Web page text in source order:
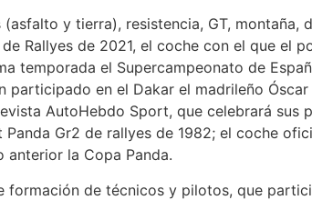
y tierra), resistencia, GT, montaña,
Rallyes de 2021, el coche con el que el
temporada el Supercampeonato de
en el Dakar el madrileño Óscar
AutoHebdo Sport, que celebrará sus
Gr2 de rallyes de 1982; el coche
anterior la Copa Panda.
formación de técnicos y pilotos, que